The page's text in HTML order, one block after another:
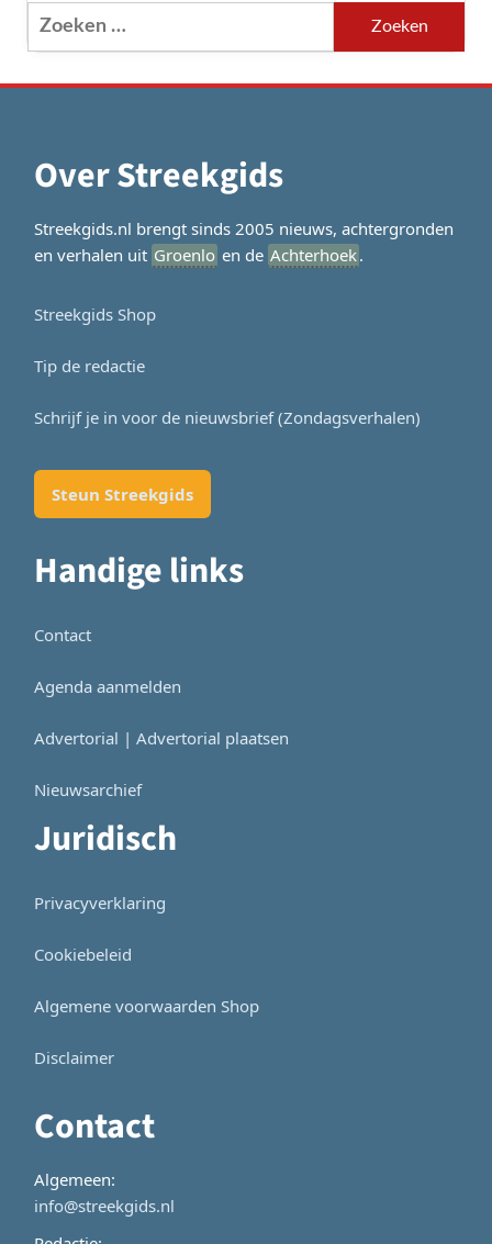
Zoeken
naar:
Over Streekgids
Streekgids.nl brengt sinds 2005 nieuws, achtergronden
en verhalen uit Groenlo en de Achterhoek.
Streekgids Shop
Tip de redactie
Schrijf je in voor de nieuwsbrief (Zondagsverhalen)
Steun Streekgids
Handige links
Contact
Agenda aanmelden
Advertorial | Advertorial plaatsen
Nieuwsarchief
Juridisch
Privacyverklaring
Cookiebeleid
Algemene voorwaarden Shop
Disclaimer
Contact
Algemeen:
info@streekgids.nl